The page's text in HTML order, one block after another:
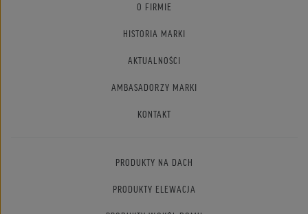
O FIRMIE
HISTORIA MARKI
AKTUALNOŚCI
AMBASADORZY MARKI
KONTAKT
PRODUKTY NA DACH
PRODUKTY ELEWACJA